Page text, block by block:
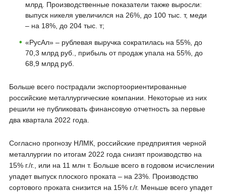
млрд. Производственные показатели также выросли:
выпуск никеля увеличился на 26%, до 100 тыс. т, меди
– на 18%, до 204 тыс. т;
«РусАл» – рублевая выручка сократилась на 55%, до
70,3 млрд руб., прибыль от продаж упала на 55%, до
68,9 млрд руб.
Больше всего пострадали экспортоориентированные
российские металлургические компании. Некоторые из них
решили не публиковать финансовую отчетность за первые
два квартала 2022 года.
Согласно прогнозу НЛМК, российские предприятия черной
металлургии по итогам 2022 года снизят производство на
15% г./г., или на 11 млн т. Больше всего в годовом исчислении
упадет выпуск плоского проката – на 23%. Производство
сортового проката снизится на 15% г./г. Меньше всего упадет